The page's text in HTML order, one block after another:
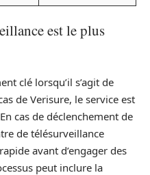
est le plus
clé lorsqu’il s’agit de
de Verisure, le service est
cas de déclenchement de
de télésurveillance
avant d’engager des
peut inclure la